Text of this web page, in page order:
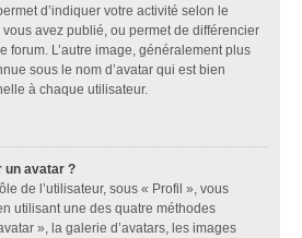
d’indiquer votre activité selon le
avez publié, ou permet de différencier
forum. L’autre image, généralement plus
sous le nom d’avatar qui est bien
à chaque utilisateur.
un avatar ?
de l’utilisateur, sous « Profil », vous
utilisant une des quatre méthodes
», la galerie d’avatars, les images